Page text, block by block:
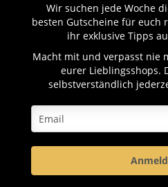
Wir suchen jede Woche
besten Gutscheine für euch
ihr exklusive Tipps
Macht mit und verpasst nie
eurer Lieblingsshops.
selbstverständlich